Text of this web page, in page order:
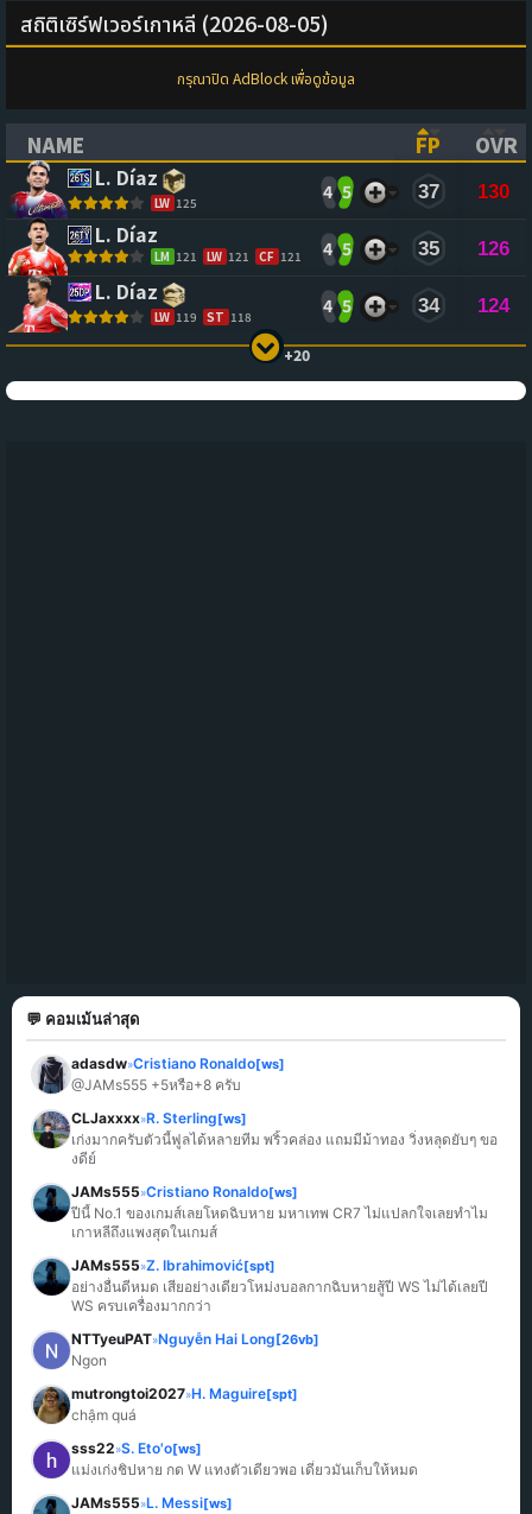
สถิติเซิร์ฟเวอร์เกาหลี (2026-08-05)
กรุณาปิด AdBlock เพื่อดูข้อมูล
NAME
(CLICK TO SORT ASCENDING)
FP
OVR
L. Díaz
LW 125
4 5 37 130
L. Díaz
LM 121 LW 121 CF 121 4 5 35 126
L. Díaz
LW 119 ST 118
4 5 34 124
+20
💬 คอมเม้นล่าสุด
adasdw»Cristiano Ronaldo[ws]
@JAMs555 +5หรือ+8 ครับ
CLJaxxxx»R. Sterling[ws]
เก่งมากครับตัวนี้ฟูลได้หลายทีม พริ้วคล่อง แถมมีม้าทอง วิ่งหลุดยับๆ ขอ
งดีย์
JAMs555»Cristiano Ronaldo[ws]
ปีนี้ No.1 ของเกมส์เลยโหดฉิบหาย มหาเทพ CR7 ไม่แปลกใจเลยทำไม
เกาหลีถึงแพงสุดในเกมส์
JAMs555»Z. Ibrahimović[spt]
อย่างอื่นดีหมด เสียอย่างเดียวโหม่งบอลกากฉิบหายสู้ปี WS ไม่ได้เลยปี
WS ครบเครื่องมากกว่า
NTTyeuPAT»Nguyễn Hai Long[26vb]
Ngon
mutrongtoi2027»H. Maguire[spt]
chậm quá
sss22»S. Eto'o[ws]
แม่งเก่งชิปหาย กด W แทงตัวเดียวพอ เดี๋ยวมันเก็บให้หมด
JAMs555»L. Messi[ws]